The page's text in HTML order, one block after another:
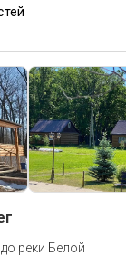
реки Белой